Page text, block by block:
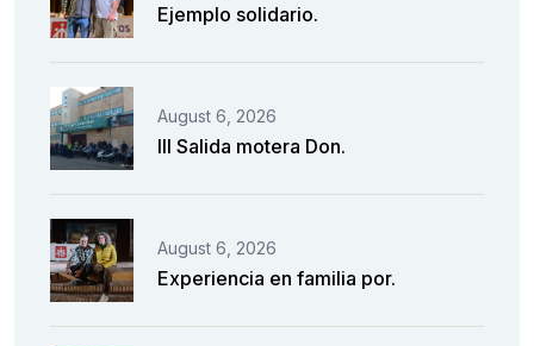
Ejemplo solidario.
August 6, 2026
III Salida motera Don.
August 6, 2026
Experiencia en familia por.